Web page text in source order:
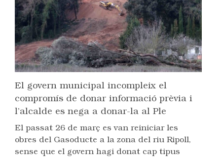
El govern municipal incompleix el
compromís de donar informació prèvia i
l’alcalde es nega a donar-la al Ple
El passat 26 de març es van reiniciar les
obres del Gasoducte a la zona del riu Ripoll,
sense que el govern hagi donat cap tipus